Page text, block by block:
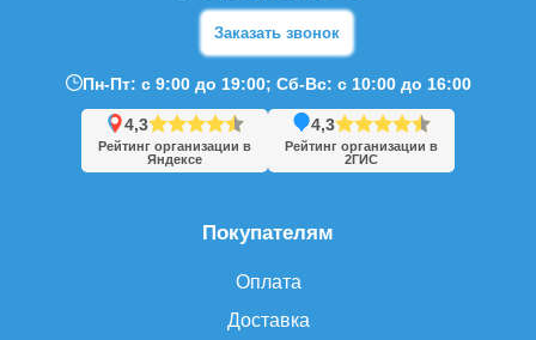
Покупателям
Оплата
Доставка
Заказать звонок
Пн-Пт: с 9:00 до 19:00; Сб-Вс: с 10:00 до 16:00
4,3
Рейтинг организации в
Яндексе
4,3
Рейтинг организации в
2ГИС